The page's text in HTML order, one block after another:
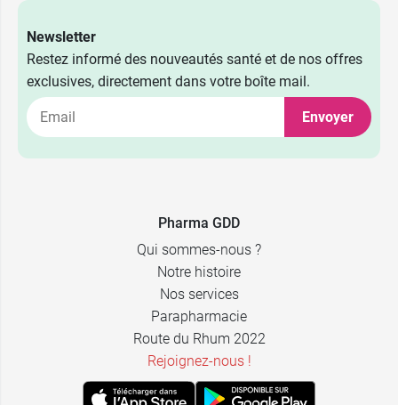
40 x 5 ml 2,39 € 2,89 €
Newsletter
Restez informé des nouveautés santé et de nos offres
exclusives, directement dans votre boîte mail.
Envoyer
Pharma GDD
Qui sommes-nous ?
Notre histoire
Nos services
Parapharmacie
Route du Rhum 2022
Rejoignez-nous !